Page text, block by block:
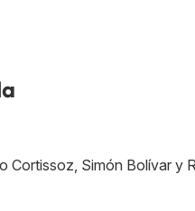
Cortissoz, Simón Bolívar y